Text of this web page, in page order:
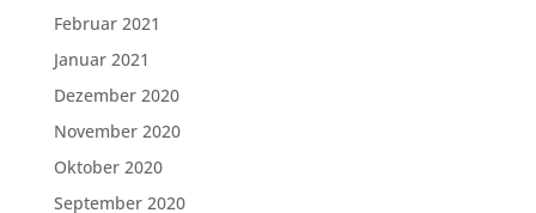
Februar 2021
Januar 2021
Dezember 2020
November 2020
Oktober 2020
September 2020